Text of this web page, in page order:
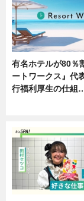
有名ホテルが80％
ートワークス』代
行福利厚生の仕組